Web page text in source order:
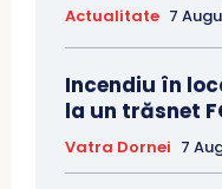
Actualitate 7
Incendiu în
la un trăsnet
Vatra Dornei 7